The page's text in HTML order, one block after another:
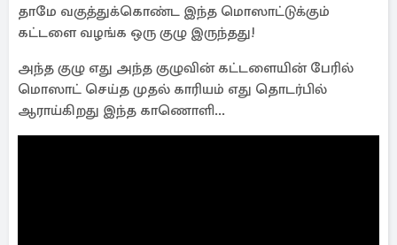
தாமே வகுத்துக்கொண்ட இந்த மொஸாட்டுக்கும்
கட்டளை வழங்க ஒரு குழு இருந்தது!
அந்த குழு எது அந்த குழுவின் கட்டளையின் பேரில்
மொஸாட் செய்த முதல் காரியம் எது தொடர்பில்
ஆராய்கிறது இந்த காணொளி...